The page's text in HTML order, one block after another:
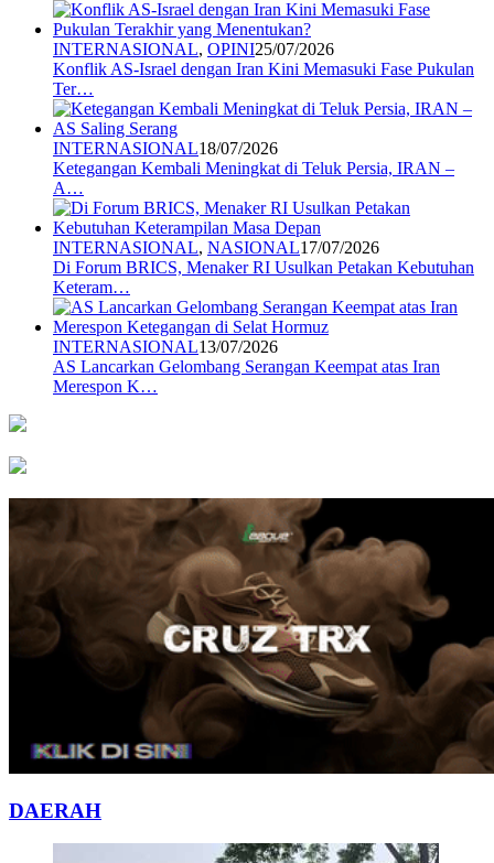
INTERNASIONAL, OPINI25/07/2026
Konflik AS-Israel dengan Iran Kini Memasuki Fase Pukulan
Ter…
INTERNASIONAL18/07/2026
Ketegangan Kembali Meningkat di Teluk Persia, IRAN –
A…
INTERNASIONAL, NASIONAL17/07/2026
Di Forum BRICS, Menaker RI Usulkan Petakan Kebutuhan
Keteram…
INTERNASIONAL13/07/2026
AS Lancarkan Gelombang Serangan Keempat atas Iran
Merespon K…
DAERAH